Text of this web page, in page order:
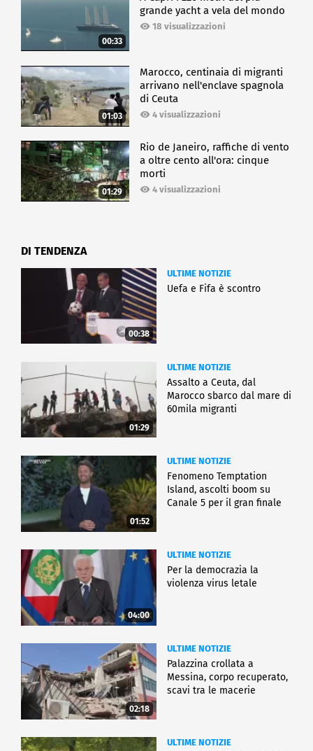
00:33
grande yacht a vela del mondo
18 visualizzazioni
01:03
Marocco, centinaia di migranti
arrivano nell'enclave spagnola
di Ceuta
4 visualizzazioni
01:29
Rio de Janeiro, raffiche di vento
a oltre cento all'ora: cinque
morti
4 visualizzazioni
DI TENDENZA
00:38
ULTIME NOTIZIE
Uefa e Fifa è scontro
01:29
ULTIME NOTIZIE
Assalto a Ceuta, dal
Marocco sbarco dal mare di
60mila migranti
01:52
ULTIME NOTIZIE
Fenomeno Temptation
Island, ascolti boom su
Canale 5 per il gran finale
04:00
ULTIME NOTIZIE
Per la democrazia la
violenza virus letale
02:18
ULTIME NOTIZIE
Palazzina crollata a
Messina, corpo recuperato,
scavi tra le macerie
ULTIME NOTIZIE